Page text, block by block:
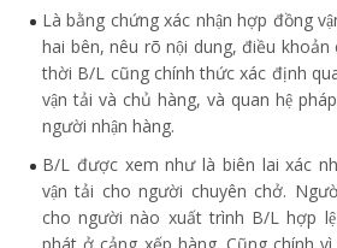
Là bằng chứng xác nhận hợp đồng
hai bên, nêu rõ nội dung, điều
thời B/L cũng chính thức xác định
vận tải và chủ hàng, và quan hệ
người nhận hàng.
B/L được xem như là biên lai xác
vận tải cho người chuyên chở.
cho người nào xuất trình B/L hợp